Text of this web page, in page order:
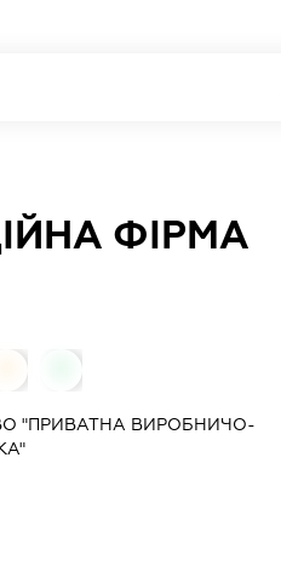
ФІРМА
"ПРИВАТНА ВИРОБНИЧО-